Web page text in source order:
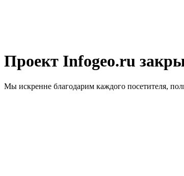
Проект Infogeo.ru
Мы искренне благодарим каждого посетителя,